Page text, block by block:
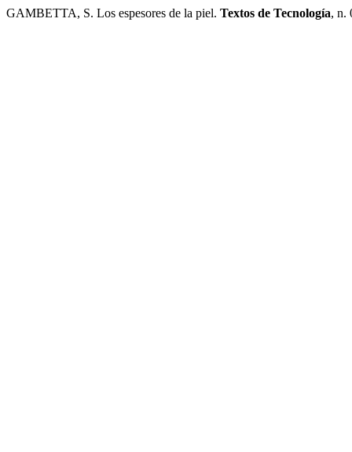
GAMBETTA, S. Los espesores de la piel. Textos de Tecnología, n.